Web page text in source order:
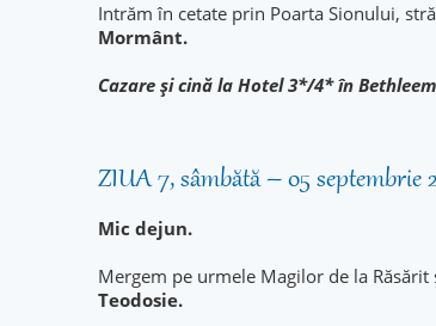
Intrăm în cetate prin Poarta Sionului,
Mormânt.
Cazare şi cină la Hotel 3*/4* în Bethleem
ZIUA 7, sâmbătă – 05 septembrie
Mic dejun.
Mergem pe urmele Magilor de la
Teodosie.